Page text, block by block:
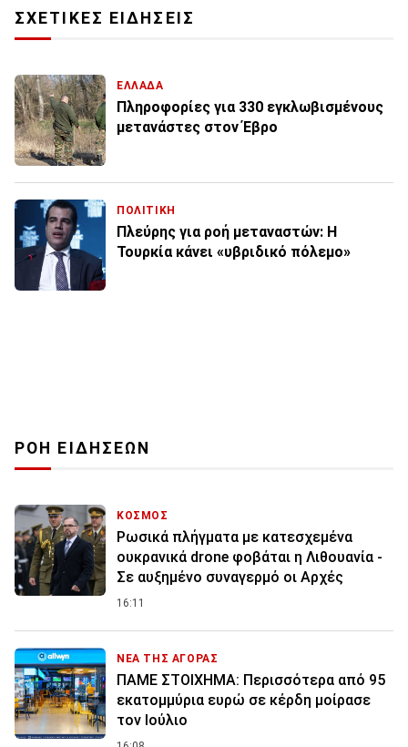
ΣΧΕΤΙΚΕΣ ΕΙΔΗΣΕΙΣ
ΕΛΛΑΔΑ
Πληροφορίες για 330 εγκλωβισμένους
μετανάστες στον Έβρο
ΠΟΛΙΤΙΚΗ
Πλεύρης για ροή μεταναστών: Η
Τουρκία κάνει «υβριδικό πόλεμο»
ΡΟΗ ΕΙΔΗΣΕΩΝ
ΚΟΣΜΟΣ
Ρωσικά πλήγματα με κατεσχεμένα
ουκρανικά drone φοβάται η Λιθουανία -
Σε αυξημένο συναγερμό οι Αρχές
16:11
ΝΕΑ ΤΗΣ ΑΓΟΡΑΣ
ΠΑΜΕ ΣΤΟΙΧΗΜΑ: Περισσότερα από 95
εκατομμύρια ευρώ σε κέρδη μοίρασε
τον Ιούλιο